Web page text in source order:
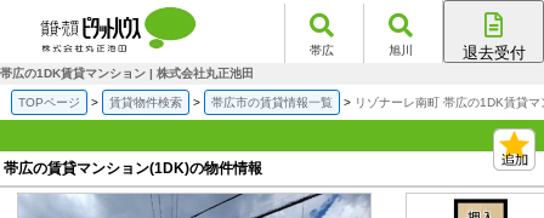
帯広 旭川 退去受付
帯広の1DK賃貸マンション | 株式会社丸正池田
TOPページ 賃貸物件検索 帯広市の賃貸情報一覧 リゾナーレ南町 帯広の1DK賃貸マ
帯広の賃貸マンション(1DK)の物件情報